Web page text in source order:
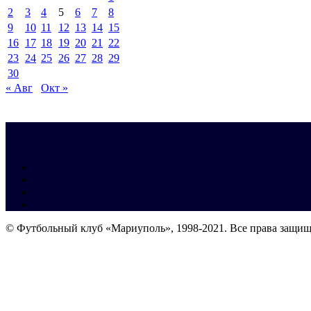
2
3 4 5 6 7
8
9
10 11 12 13 14 15
16 17 18 19 20 21
22
23 24 25 26 27 28 29
30
« Авг
Окт »
© Футбольный клуб «Мариуполь», 1998-2021. Все права